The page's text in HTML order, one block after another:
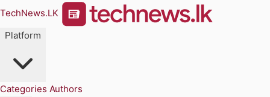
TechNews.LK
Platform
Categories Authors